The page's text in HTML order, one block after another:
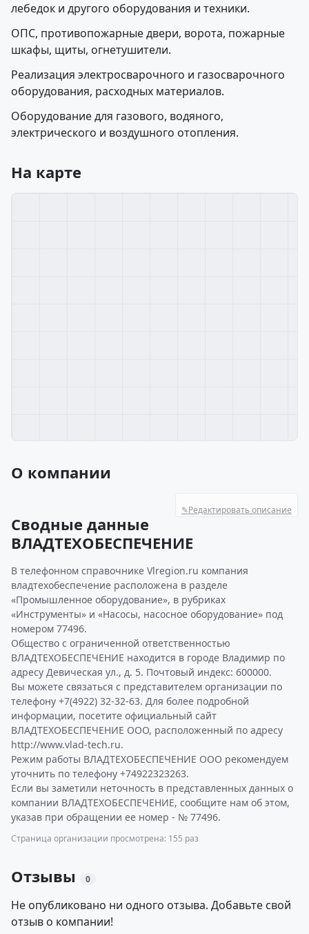
лебедок и другого оборудования и техники.
ОПС, противопожарные двери, ворота, пожарные
шкафы, щиты, огнетушители.
Реализация электросварочного и газосварочного
оборудования, расходных материалов.
Оборудование для газового, водяного,
электрического и воздушного отопления.
На карте
О компании
✎Редактировать описание
Сводные данные
ВЛАДТЕХОБЕСПЕЧЕНИЕ
В телефонном справочнике Vlregion.ru компания
владтехобеспечение расположена в разделе
«Промышленное оборудование», в рубриках
«Инструменты» и «Насосы, насосное оборудование» под
номером 77496.
Общество с ограниченной ответственностью
ВЛАДТЕХОБЕСПЕЧЕНИЕ находится в городе Владимир по
адресу Девическая ул., д. 5. Почтовый индекс: 600000.
Вы можете связаться с представителем организации по
телефону +7(4922) 32-32-63. Для более подробной
информации, посетите официальный сайт
ВЛАДТЕХОБЕСПЕЧЕНИЕ ООО, расположенный по адресу
http://www.vlad-tech.ru.
Режим работы ВЛАДТЕХОБЕСПЕЧЕНИЕ ООО рекомендуем
уточнить по телефону +74922323263.
Если вы заметили неточность в представленных данных о
компании ВЛАДТЕХОБЕСПЕЧЕНИЕ, сообщите нам об этом,
указав при обращении ее номер - № 77496.
Страница организации просмотрена: 155 раз
Отзывы 0
Не опубликовано ни одного отзыва. Добавьте свой
отзыв о компании!